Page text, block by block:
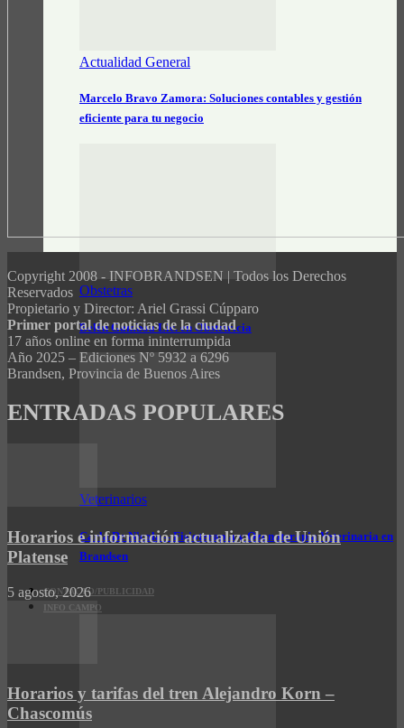
Actualidad General
Marcelo Bravo Zamora: Soluciones contables y gestión
eficiente para tu negocio
Obstetras
Belén Gamboa Lic. en Obstetricia
Veterinarios
Carla De Nicola – Fisioterapia y Ozonoterapia Veterinaria en
Brandsen
CONTACTO/PUBLICIDAD
INFO CAMPO
Copyright 2008 - INFOBRANDSEN | Todos los Derechos
Reservados
Propietario y Director: Ariel Grassi Cúpparo
Primer portal de noticias de la ciudad
17 años online en forma ininterrumpida
Año 2025 – Ediciones Nº 5932 a 6296
Brandsen, Provincia de Buenos Aires
ENTRADAS POPULARES
Horarios e información actualizada de Unión
Platense
5 agosto, 2026
Horarios y tarifas del tren Alejandro Korn –
Chascomús